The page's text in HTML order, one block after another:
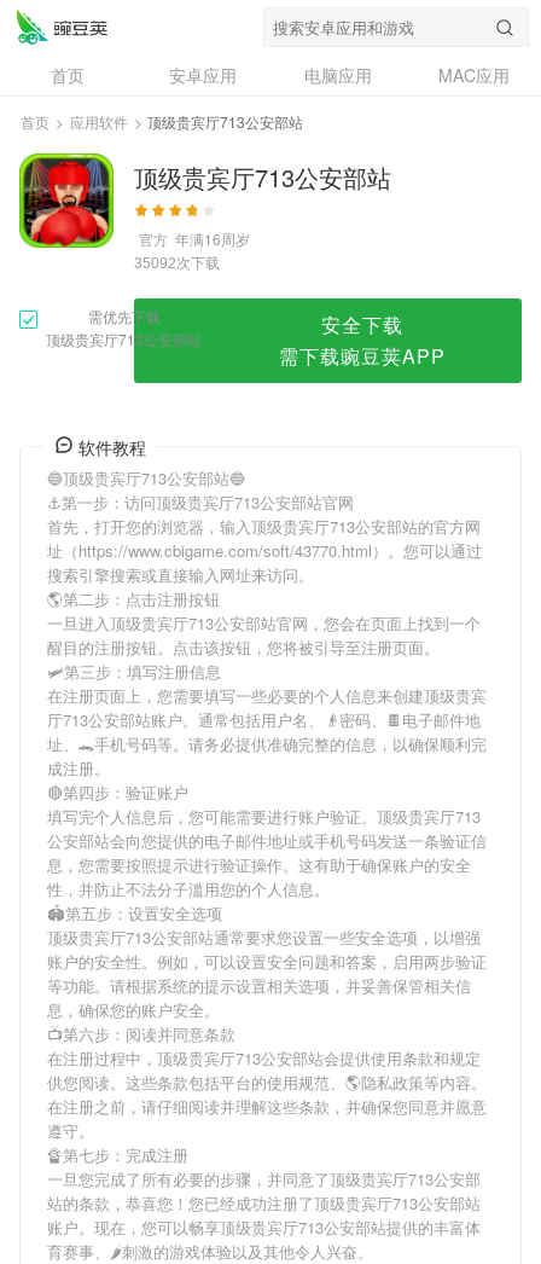
顶级贵宾厅713公安部站
首页 安卓应用 电脑应用
MAC应用
资讯
专题
问答
首页 > 应用软件 > 顶级贵宾厅713公安部站
顶级贵宾厅713公安部站
官方 年满16周岁
35092次下载
需优先下载
顶级贵宾厅713公安部站
安全下载
需下载豌豆荚APP
软件教程
🔵顶级贵宾厅713公安部站🔵
⚓️第一步：访问顶级贵宾厅713公安部站官网
首先，打开您的浏览器，输入顶级贵宾厅713公安部站的官方网
址（https://www.cbigame.com/soft/43770.html）。您可以通过
搜索引擎搜索或直接输入网址来访问。
🌎第二步：点击注册按钮
一旦进入顶级贵宾厅713公安部站官网，您会在页面上找到一个
醒目的注册按钮。点击该按钮，您将被引导至注册页面。
🛩第三步：填写注册信息
在注册页面上，您需要填写一些必要的个人信息来创建顶级贵宾
厅713公安部站账户。通常包括用户名、👴密码、🍫电子邮件地
址、🐊手机号码等。请务必提供准确完整的信息，以确保顺利完
成注册。
🔴第四步：验证账户
填写完个人信息后，您可能需要进行账户验证。顶级贵宾厅713
公安部站会向您提供的电子邮件地址或手机号码发送一条验证信
息，您需要按照提示进行验证操作。这有助于确保账户的安全
性，并防止不法分子滥用您的个人信息。
🏟第五步：设置安全选项
顶级贵宾厅713公安部站通常要求您设置一些安全选项，以增强
账户的安全性。例如，可以设置安全问题和答案，启用两步验证
等功能。请根据系统的提示设置相关选项，并妥善保管相关信
息，确保您的账户安全。
📺第六步：阅读并同意条款
在注册过程中，顶级贵宾厅713公安部站会提供使用条款和规定
供您阅读。这些条款包括平台的使用规范、🌎隐私政策等内容。
在注册之前，请仔细阅读并理解这些条款，并确保您同意并愿意
遵守。
🔏第七步：完成注册
一旦您完成了所有必要的步骤，并同意了顶级贵宾厅713公安部
站的条款，恭喜您！您已经成功注册了顶级贵宾厅713公安部站
账户。现在，您可以畅享顶级贵宾厅713公安部站提供的丰富体
育赛事、🌶刺激的游戏体验以及其他令人兴奋。